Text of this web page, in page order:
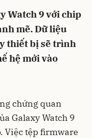
Watch 9 với chip
mẽ. Dữ liệu
thiết bị sẽ trình
hệ mới vào
chứng quan
Galaxy Watch 9
Việc tệp firmware
Hủy Gửi